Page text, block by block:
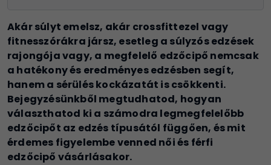
Akár súlyt emelsz, akár crossfittezel vagy
fitnesszórákra jársz, esetleg a súlyzós edzések
rajongója vagy, a megfelelő edzőcipő nemcsak
a hatékony és eredményes edzésben segít,
hanem a sérülés kockázatát is csökkenti.
Bejegyzésünkből megtudhatod, hogyan
választhatod ki a számodra legmegfelelőbb
edzőcipőt az edzés típusától függően, és mit
érdemes figyelembe venned női és férfi
edzőcipő vásárlásakor.